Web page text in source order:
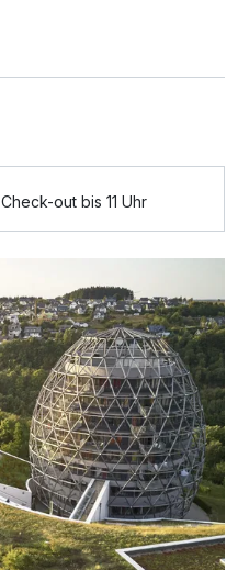
p.P. ab509,50 €
Check-out bis 11 Uhr